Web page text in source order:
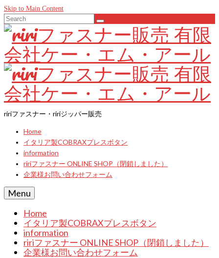
Skip to Main Content
Search
for:
ririファスナー・ririジッパー販売
Home
イタリア製COBRAXプレスボタン
information
ririファスナー ONLINE SHOP（閉鎖しました）
企業様お問い合わせフォーム
Menu
Home
イタリア製COBRAXプレスボタン
information
ririファスナー ONLINE SHOP（閉鎖しました）
企業様お問い合わせフォーム